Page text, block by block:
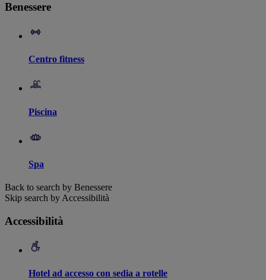
Benessere
Centro fitness
Piscina
Spa
Back to search by Benessere
Skip search by Accessibilità
Accessibilità
Hotel ad accesso con sedia a rotelle